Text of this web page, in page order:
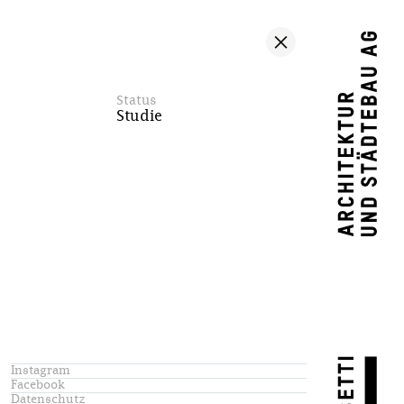
Status
Studie
Instagram
Facebook
Datenschutz